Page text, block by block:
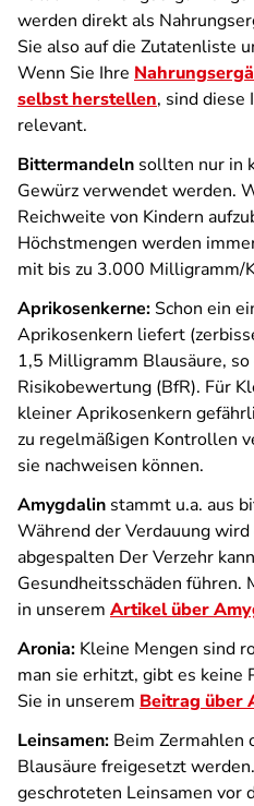
werden direkt als
Sie also auf die Zutatenliste
Wenn Sie Ihre
selbst herstellen, sind diese
relevant.
Bittermandeln sollten nur in
Gewürz verwendet werden.
Reichweite von Kindern
Höchstmengen werden
mit bis zu 3.000 Milligramm/
Aprikosenkerne: Schon ein
Aprikosenkern liefert
1,5 Milligramm Blausäure,
Risikobewertung (BfR). Für
kleiner Aprikosenkern
zu regelmäßigen Kontrollen
sie nachweisen können.
Amygdalin stammt u.a. aus
Während der Verdauung wird
abgespalten Der Verzehr
Gesundheitsschäden führen.
in unserem Artikel über
Aronia: Kleine Mengen sind
man sie erhitzt, gibt es keine
Sie in unserem Beitrag über
Leinsamen: Beim Zermahlen
Blausäure freigesetzt
geschroteten Leinsamen vor